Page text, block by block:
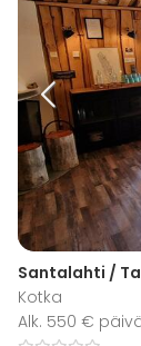
Santalahti /
Kotka
Alk. 550 €